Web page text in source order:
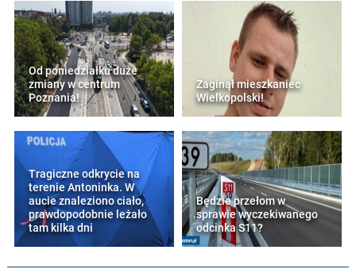
Od poniedziałku duże
zmiany w centrum
Poznania!
Zaginął mieszkaniec
Wielkopolski!
Tragiczne odkrycie na
terenie Antoninka. W
aucie znaleziono ciało,
prawdopodobnie leżało
tam kilka dni
Będzie przełom w
sprawie wyczekiwanego
odcinka S11?